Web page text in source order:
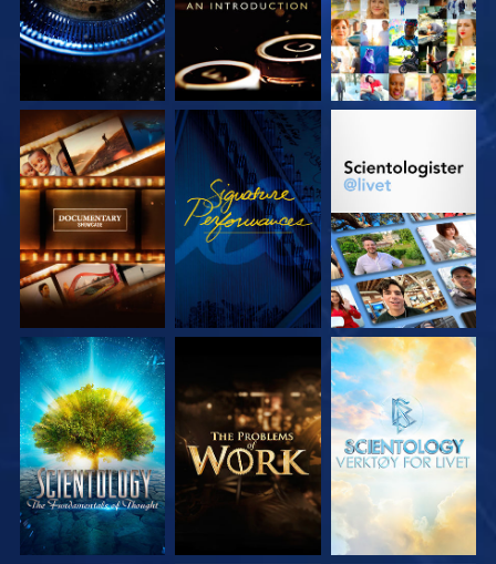
UTFORSK SERIEN SE UTFORSK SERIEN
UTFORSK SERIEN UTFORSK SERIEN UTFORSK SERIEN